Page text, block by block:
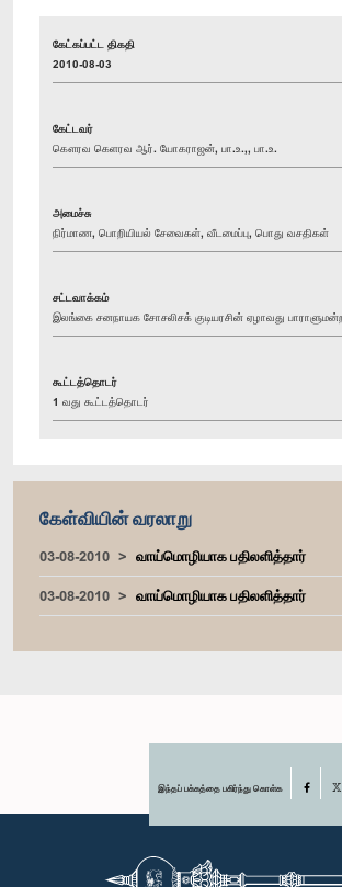
கேட்கப்பட்ட திகதி
2010-08-03
கேட்டவர்
கௌரவ கெளரவ ஆர். யோகராஜன், பா.உ.,, பா.உ.
அமைச்சு
நிர்மாண, பொறியியல் சேவைகள், வீடமைப்பு, பொது வசதிகள்
சட்டவாக்கம்
இலங்கை சனநாயக சோசலிசக் குடியரசின் ஏழாவது
கூட்டத்தொடர்
1 வது கூட்டத்தொடர்
கேள்வியின் வரலாறு
03-08-2010
வாய்மொழியாக பதிலளித்தார்
03-08-2010
வாய்மொழியாக பதிலளித்தார்
இந்தப் பக்கத்தை பகிர்ந்து கொள்க